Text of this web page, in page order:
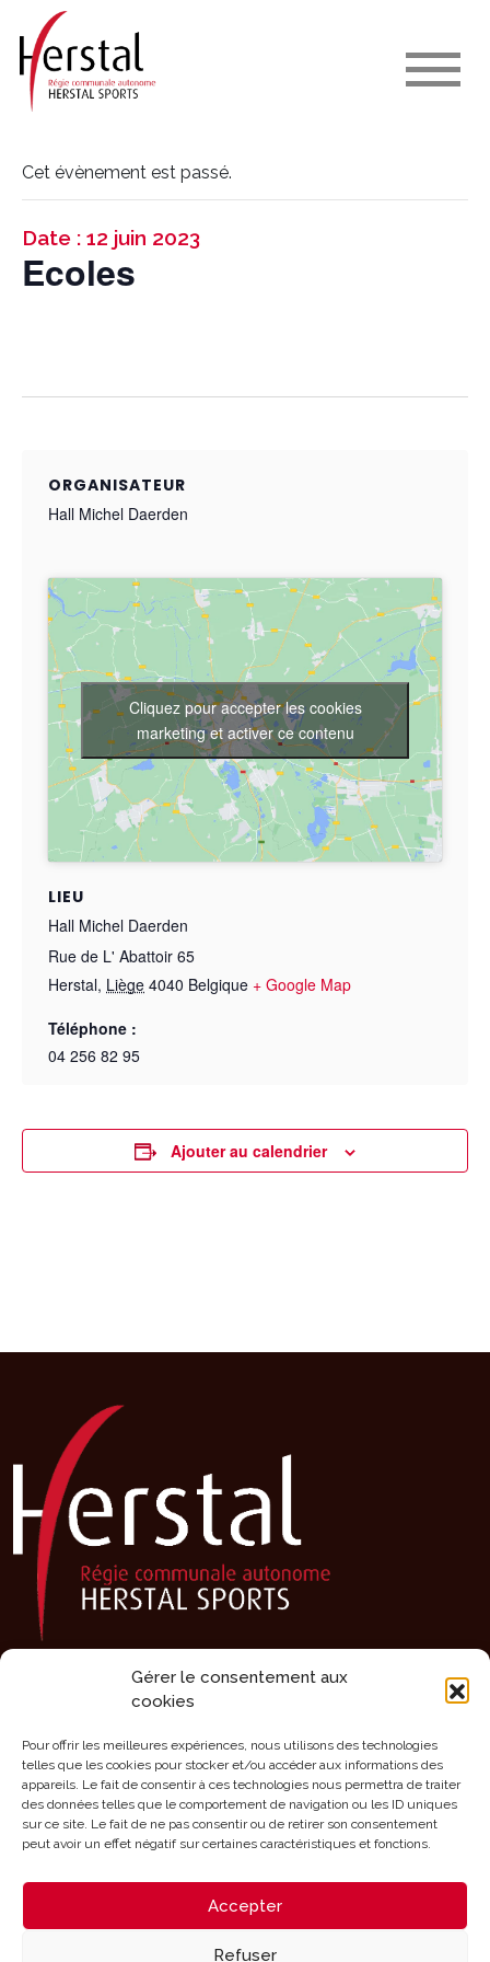
Gérer le consentement aux
cookies
Pour offrir les meilleures expériences, nous utilisons des technologies
telles que les cookies pour stocker et/ou accéder aux informations des
appareils. Le fait de consentir à ces technologies nous permettra de traiter
des données telles que le comportement de navigation ou les ID uniques
sur ce site. Le fait de ne pas consentir ou de retirer son consentement
peut avoir un effet négatif sur certaines caractéristiques et fonctions.
Accepter
Refuser
Cet évènement est passé.
Date : 12 juin 2023
Ecoles
ORGANISATEUR
Hall Michel Daerden
LIEU
Hall Michel Daerden
Rue de L' Abattoir 65
Herstal, Liège 4040 Belgique + Google Map
Téléphone :
04 256 82 95
Cliquez pour accepter les cookies
marketing et activer ce contenu
Ajouter au calendrier
Présentation
Agenda
Clubs sportifs
Infrastructures
Mérites
Aides